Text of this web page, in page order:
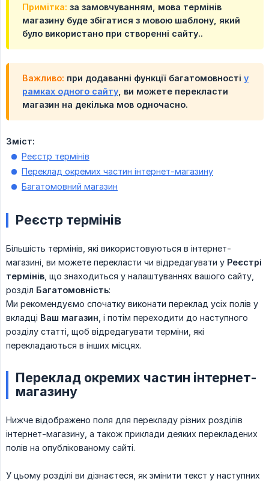
Примітка: за замовчуванням, мова термінів
магазину буде збігатися з мовою шаблону, який
було використано при створенні сайту..
Важливо: при додаванні функції багатомовності у
рамках одного сайту , ви можете перекласти
магазин на декілька мов одночасно.
Зміст:
Реєстр термінів
Переклад окремих частин інтернет-магазину
Багатомовний магазин
Реєстр термінів
Більшість термінів, які використовуються в інтернет-
магазині, ви можете перекласти чи відредагувати у Реєстрі
термінів , що знаходиться у налаштуваннях вашого сайту,
розділ Багатомовність:
Ми рекомендуємо спочатку виконати переклад усіх полів у
вкладці Ваш магазин , і потім переходити до наступного
розділу статті, щоб відредагувати терміни, які
перекладаються в інших місцях.
Переклад окремих частин інтернет-
магазину
Нижче відображено поля для перекладу різних розділів
інтернет-магазину, а також приклади деяких перекладених
полів на опублікованому сайті.
У цьому розділі ви дізнаєтеся, як змінити текст у наступних